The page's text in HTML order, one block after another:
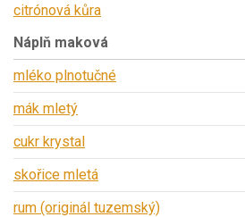
citrónová kůra
Náplň maková
mléko plnotučné
mák mletý
cukr krystal
skořice mletá
rum (originál tuzemský)